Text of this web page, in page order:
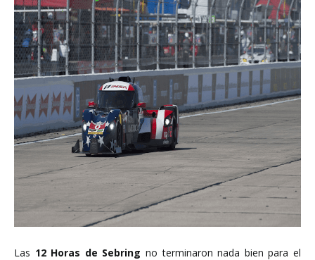
Las 12 Horas de Sebring no terminaron nada bien para el